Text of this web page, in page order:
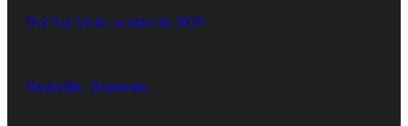
Del 9 al 14 de octubre de 2026
Nashville, Tennessee